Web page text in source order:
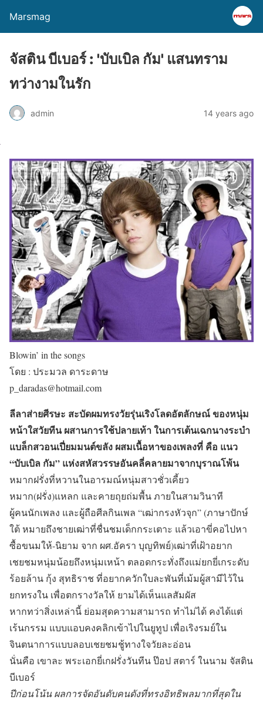
Marsmag
จัสติน บีเบอร์ : 'บับเบิล กัม' แสนทราม
ทว่างามในรัก
admin 14 years ago
Blowin’ in the songs
โดย : ประมวล ดาระดาษ
p_daradas@hotmail.com
ลีลาส่ายศีรษะ สะบัดผมทรงวัยรุ่นเริงโลดอัตลักษณ์ ของหนุ่ม
หน้าใสวัยทีน ผสานการใช้ปลายเท้า ในการเต้นเฉกนางระบำ
แบล็กสวอนเปี่ยมมนต์ขลัง ผสมเนื้อหาของเพลงที่ คือ แนว
“บับเบิล กัม” แห่งสหัสวรรษอันคลี่คลายมาจากบุราณโพ้น
หมากฝรั่งที่หวานในอารมณ์หนุ่มสาวชั่วเคี้ยว
หมาก(ฝรั่ง)แหลก และคายถุยถ่มพื้น ภายในสามวินาที
ผู้คนนักเพลง และผู้ถือศีลกินเพล “เฒ่ากรงหัวจุก” (ภาษาปักษ์
ใต้ หมายถึงชายเฒ่าที่ชื่นชมเด็กกระเตาะ แล้วเอาขี่คอไปหา
ซื้อขนมให้-นิยาม จาก ผศ.อัครา บุญทิพย์)เฒ่าที่เฝ้าอยาก
เชยชมหนุ่มน้อยถึงหนุ่มเหน้า ตลอดกระทั่งถึงแม่ยกยี่เกระดับ
ร้อยล้าน กุ้ง สุทธิราช ที่อยากควักใบละพันที่เม้มผู้สามีไว้ใน
ยกทรงใน เพื่อตกรางวัลให้ ยามได้เห็นแลสัมผัส
หากทว่าสิ่งเหล่านี้ ย่อมสุดความสามารถ ทำไม่ได้ คงได้แต่
เร้นกรรม แบบแอบคงคลิกเข้าไปในยูทูป เพื่อเริงรมย์ใน
จินตนาการแบบลอบเชยชมชู้ทางใจวัยละอ่อน
นั่นคือ เขาละ พระเอกยี่เกฝรั่งวันทีน ป๊อป สตาร์ ในนาม จัสติน
บีเบอร์
ปีก่อนโน้น ผลการจัดอันดับคนดังที่ทรงอิทธิพลมากที่สุดใน